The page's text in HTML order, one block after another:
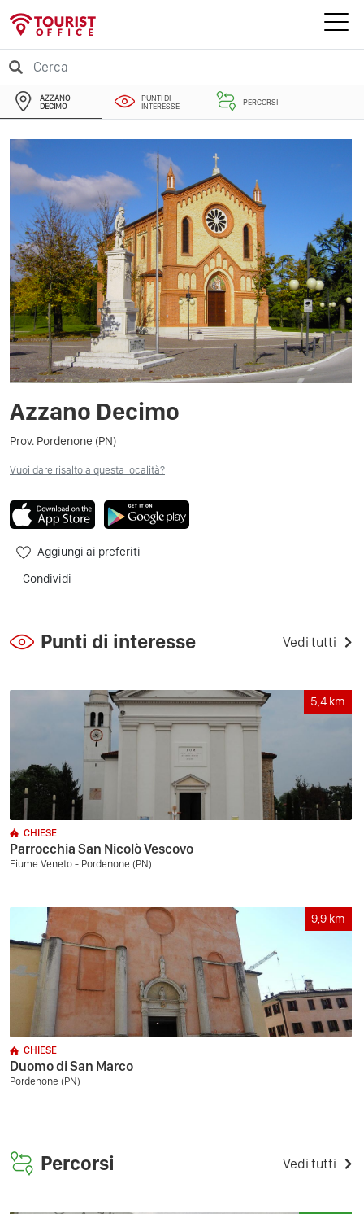
AZZANO
DECIMO
PUNTI DI
INTERESSE
PERCORSI
Azzano Decimo
Prov. Pordenone (PN)
Vuoi dare risalto a questa località?
Aggiungi ai preferiti
Condividi
Punti di interesse Vedi tutti
5,4 km
CHIESE
Parrocchia San Nicolò Vescovo
Fiume Veneto - Pordenone (PN)
9,9 km
CHIESE
Duomo di San Marco
Pordenone (PN)
Percorsi Vedi tutti